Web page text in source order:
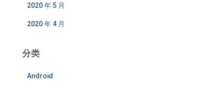
2020 年 5 月
2020 年 4 月
分类
Android